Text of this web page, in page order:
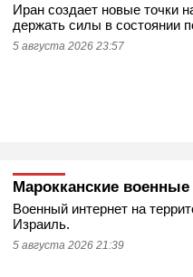
Иран создает новые точки
держать силы в состоянии
5 августа 2026 23:57
Марокканские
Военный интернет на
Израиль.
5 августа 2026 21:39